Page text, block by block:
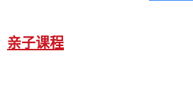
亲子课程